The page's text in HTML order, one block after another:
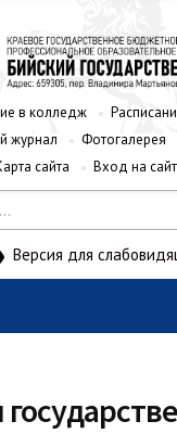
в колледж
журнал
Фотогалерея
сайта
Вход на сайт
Версия для